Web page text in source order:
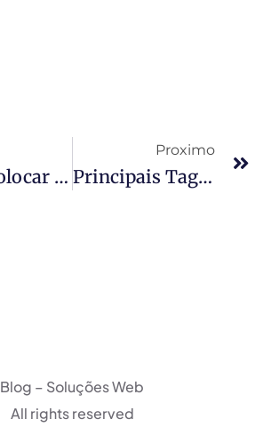
Como Colocar FavIcon Em Seu Web Site (WordPress E HTML)
Proximo
Principais Tags HTML
Blog – Soluções Web
All rights reserved